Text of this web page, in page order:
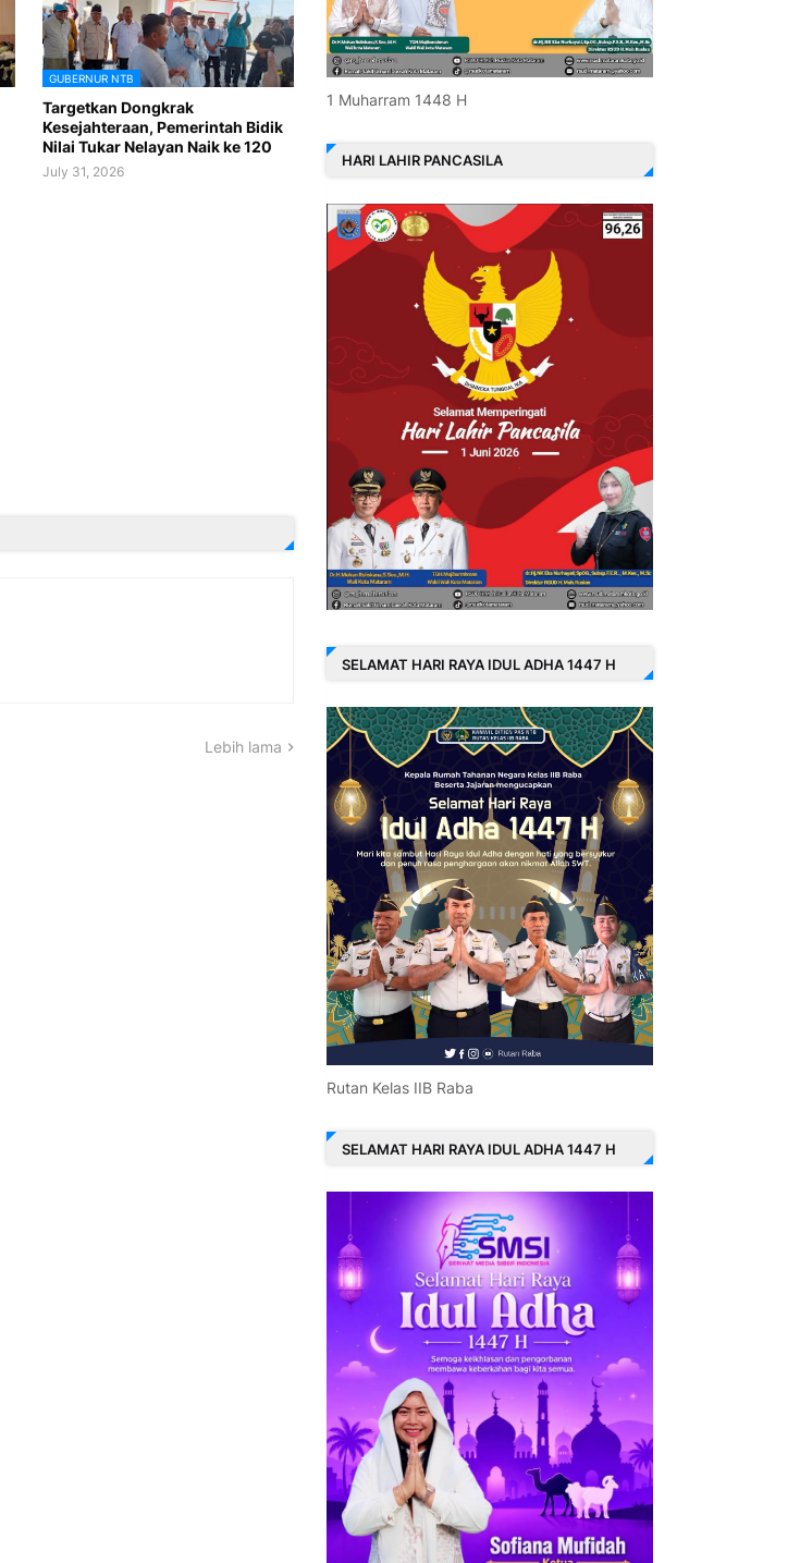
GUBERNUR NTB
Targetkan Dongkrak
Kesejahteraan, Pemerintah Bidik
Nilai Tukar Nelayan Naik ke 120
July 31, 2026
Lebih lama
1 Muharram 1448 H
HARI LAHIR PANCASILA
SELAMAT HARI RAYA IDUL ADHA 1447 H
Rutan Kelas IIB Raba
SELAMAT HARI RAYA IDUL ADHA 1447 H